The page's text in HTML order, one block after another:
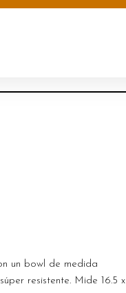
un bowl de medida
resistente. Mide 16.5 x